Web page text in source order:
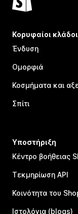
Κορυφαίοι κλάδοι
Ένδυση
Ομορφιά
Κοσμήματα και
Σπίτι
Υποστήριξη
Κέντρο βοήθειας
Τεκμηρίωση API
Κοινότητα του
Ιστολόγια (blogs)